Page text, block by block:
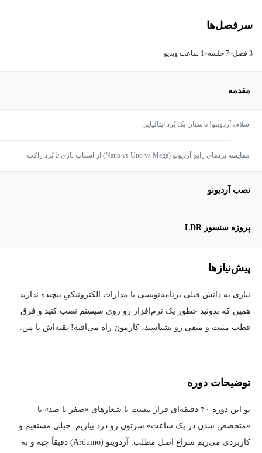
سرفصل‌ها
3 فصل 7 جلسه 1 ساعت ویدیو
مقدمه
سلام، آردوینو! داستان یک بُرد ایتالیایی
مقایسه بردهای رایج آردیونو (Nano vs Uno vs Mega) از اسباب بازی تا بُرد راکت
نصب آردیونو
پروژه سنسور LDR
پیش‌نیاز‌ها
نیازی به دانش قبلی برنامه‌نویسی یا مدارات الکترونیکیِ پیچیده ندارید.
همین که بدونید چطور یک نرم‌افزار رو روی سیستم نصب کنید و فرق
قطب مثبت و منفی رو بشناسید، کارمون راه می‌افته! بقیه‌اش با من.
توضیحات دوره
تو این دوره ۴۰ دقیقه‌ای قرار نیست با شعارهای «صفر تا صد» یا
«متخصص شدن در یک ساعت» سرتون رو درد بیاریم. خیلی مستقیم و
کاربردی می‌ریم سراغ اصل مطلب: آردوینو (Arduino) دقیقاً چیه و به